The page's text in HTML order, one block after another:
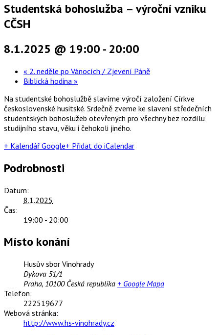
Studentská bohoslužba – výroční vzniku
CČSH
8.1.2025 @ 19:00 - 20:00
« 2. neděle po Vánocích / Zjevení Páně
Biblická hodina »
Na studentské bohoslužbě slavíme výročí založení Církve
československé husitské. Srdečně zveme ke slavení středečních
studentských bohoslužeb otevřených pro všechny bez rozdílu
studijního stavu, věku i čehokoli jiného.
+ Kalendář Google+ Přidat do iCalendar
Podrobnosti
Datum:
8.1.2025
Čas:
19:00 - 20:00
Místo konání
Husův sbor Vinohrady
Dykova 51/1
Praha, 10100 Česká republika + Google Mapa
Telefon:
222519677
Webová stránka:
http://www.hs-vinohrady.cz